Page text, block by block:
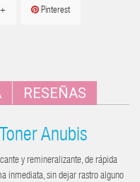
Pinterest
RESEÑAS
Anubis
y remineralizante, de rápida
inmediata, sin dejar rastro alguno